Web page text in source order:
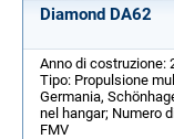
Diamond DA62
Anno di costruzione:
Tipo: Propulsione
Germania,
nel hangar; Numero
FMV